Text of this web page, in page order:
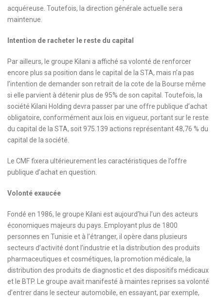
acquéreuse. Toutefois, la direction générale actuelle sera
maintenue.
Intention de racheter le reste du capital
Par ailleurs, le groupe Kilani a affiché sa volonté de renforcer
encore plus sa position dans le capital de la STA, mais n’a pas
l’intention de demander son retrait de la cote de la Bourse même
si elle parvient à détenir plus de 95% de son capital. Toutefois, la
société Kilani Holding devra passer par une offre publique d’achat
obligatoire, conformément aux lois en vigueur, portant sur le reste
du capital de la STA, soit 975.139 actions représentant 48,76 % du
capital de la société.
Le CMF fixera ultérieurement les caractéristiques de l’offre
publique d’achat en question.
Volonté exaucée
Fondé en 1986, le groupe Kilani est aujourd’hui l’un des acteurs
économiques majeurs du pays. Employant plus de 1800
personnes en Tunisie et à l’étranger, il opère dans plusieurs
secteurs d’activité dont l’industrie et la distribution des produits
pharmaceutiques et cosmétiques, la promotion médicale, la
distribution des produits de diagnostic et des dispositifs médicaux
et le BTP. Le groupe avait manifesté à maintes reprises sa volonté
d’entrer dans le secteur automobile, en essayant, par exemple,